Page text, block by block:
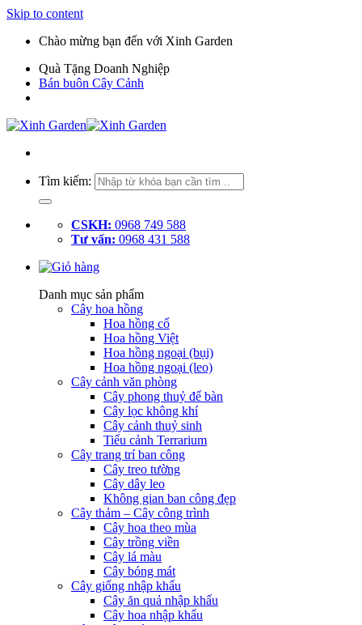
Skip to content
Chào mừng bạn đến với Xinh Garden
Quà Tặng Doanh Nghiệp
Bán buôn Cây Cảnh
Tìm kiếm:
CSKH: 0968 749 588
Tư vấn: 0968 431 588
Danh mục sản phẩm
Cây hoa hồng
Hoa hồng cổ
Hoa hồng Việt
Hoa hồng ngoại (bụi)
Hoa hồng ngoại (leo)
Cây cảnh văn phòng
Cây phong thuỷ để bàn
Cây lọc không khí
Cây cảnh thuỷ sinh
Tiểu cảnh Terrarium
Cây trang trí ban công
Cây treo tường
Cây dây leo
Không gian ban công đẹp
Cây thảm – Cây công trình
Cây hoa theo mùa
Cây trồng viền
Cây lá màu
Cây bóng mát
Cây giống nhập khẩu
Cây ăn quả nhập khẩu
Cây hoa nhập khẩu